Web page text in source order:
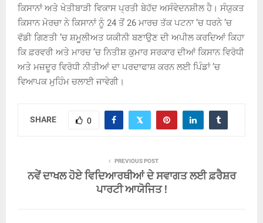
ਕਿਸਾਨਾਂ ਅਤੇ ਖੇਤੀਬਾੜੀ ਵਿਕਾਸ ਪ੍ਰਤੀ ਬੇਹੱਦ ਅਸੰਵੇਦਨਸ਼ੀਲ ਹੈ। ਸੰਯੁਕਤ
ਕਿਸਾਨ ਮੋਰਚਾ ਨੇ ਕਿਸਾਨਾਂ ਨੂੰ 24 ਤੋਂ 26 ਮਾਰਚ ਤੱਕ ਪਟਨਾ ’ਚ ਧਰਨੇ ’ਚ
ਵੱਡੀ ਗਿਣਤੀ ’ਚ ਸ਼ਮੂਲੀਅਤ ਯਕੀਨੀ ਬਣਾਉਣ ਦੀ ਅਪੀਲ ਕਰਦਿਆਂ ਕਿਹਾ
ਕਿ ਫ਼ਰਵਰੀ ਅਤੇ ਮਾਰਚ ’ਚ ਨਿਤੀਸ਼ ਕੁਮਾਰ ਸਰਕਾਰ ਦੀਆਂ ਕਿਸਾਨ ਵਿਰੋਧੀ
ਅਤੇ ਮਜ਼ਦੂਰ ਵਿਰੋਧੀ ਨੀਤੀਆਂ ਦਾ ਪਰਦਾਫਾਸ਼ ਕਰਨ ਲਈ ਪਿੰਡਾਂ ’ਚ
ਵਿਆਪਕ ਮੁਹਿੰਮ ਚਲਾਈ ਜਾਵੇਗੀ।
SHARE 0
PREVIOUS POST
ਨਵੇਂ ਦਾਖਲ ਹੋਏ ਵਿਦਿਆਰਥੀਆਂ ਦੇ ਸਵਾਗਤ ਲਈ ਫ਼ਰੈਸ਼ਰ
ਪਾਰਟੀ ਆਯੋਜਿਤ !